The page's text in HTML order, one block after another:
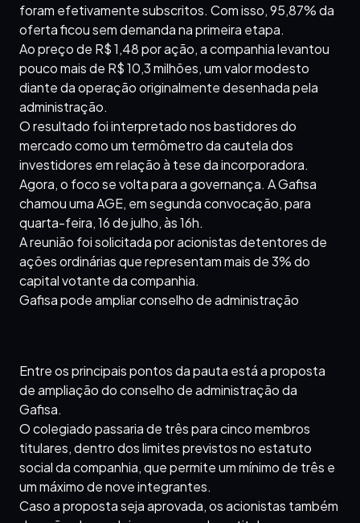
foram efetivamente subscritos. Com isso, 95,87% da
oferta ficou sem demanda na primeira etapa.
Ao preço de R$ 1,48 por ação, a companhia levantou
pouco mais de R$ 10,3 milhões, um valor modesto
diante da operação originalmente desenhada pela
administração.
O resultado foi interpretado nos bastidores do
mercado como um termômetro da cautela dos
investidores em relação à tese da incorporadora.
Agora, o foco se volta para a governança. A Gafisa
chamou uma AGE, em segunda convocação, para
quarta-feira, 16 de julho, às 16h.
A reunião foi solicitada por acionistas detentores de
ações ordinárias que representam mais de 3% do
capital votante da companhia.
Gafisa pode ampliar conselho de administração
Entre os principais pontos da pauta está a proposta
de ampliação do conselho de administração da
Gafisa.
O colegiado passaria de três para cinco membros
titulares, dentro dos limites previstos no estatuto
social da companhia, que permite um mínimo de três e
um máximo de nove integrantes.
Caso a proposta seja aprovada, os acionistas também